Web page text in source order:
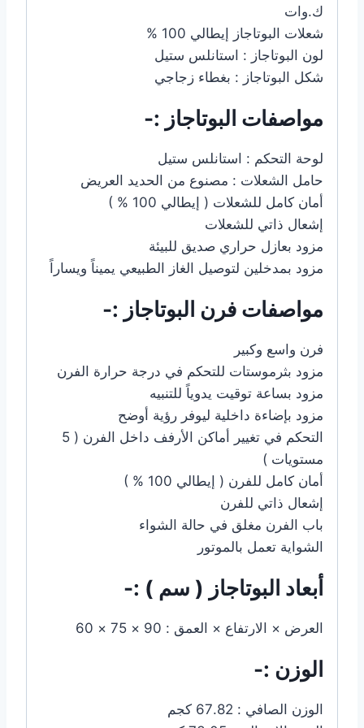
ك.وات
شعلات البوتاجاز إيطالي 100 %
لون البوتاجاز : استانلس ستيل
شكل البوتاجاز : بغطاء زجاجي
مواصفات البوتاجاز :-
لوحة التحكم : استانلس ستيل
حامل الشعلات : مصنوع من الحديد العريض
أمان كامل للشعلات ( إيطالي 100 % )
إشعال ذاتي للشعلات
مزود بعازل حراري صديق للبيئة
مزود بمدخلين لتوصيل الغاز الطبيعي يميناً ويساراً
مواصفات فرن البوتاجاز :-
فرن واسع وكبير
مزود بثرموستات للتحكم في درجة حرارة الفرن
مزود بساعة توقيت يدوياً للتنبيه
مزود بإضاءة داخلية ليوفر رؤية أوضح
التحكم في تغيير أماكن الأرفف داخل الفرن ( 5
مستويات )
أمان كامل للفرن ( إيطالي 100 % )
إشعال ذاتي للفرن
باب الفرن مغلق في حالة الشواء
الشواية تعمل بالموتور
أبعاد البوتاجاز ( سم ) :-
العرض × الارتفاع × العمق : 90 × 75 × 60
الوزن :-
الوزن الصافي : 67.82 كجم